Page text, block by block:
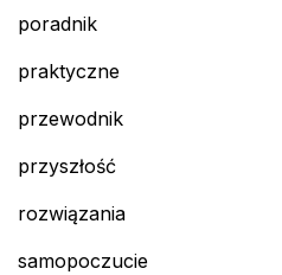
poradnik
praktyczne
przewodnik
przyszłość
rozwiązania
samopoczucie